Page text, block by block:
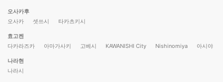
오사카후
오사카
셋쓰시 타카츠키시
효고켄
다카라즈카
아마가사키 고베시 KAWANISHI City Nishinomiya 아시야
나라현
나라시